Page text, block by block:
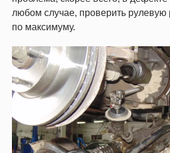
любом случае, проверить рулевую
по максимуму.